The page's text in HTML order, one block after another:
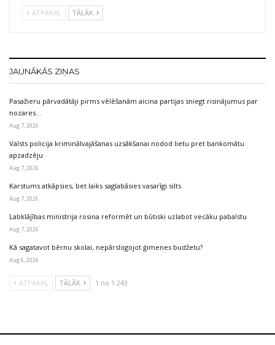
ATPAKAĻ TĀLĀK
JAUNĀKĀS ZIŅAS
Pasažieru pārvadātāji pirms vēlēšanām aicina partijas sniegt risinājumus par
nozares…
Aug 7, 2026
Valsts policija kriminālvajāšanas uzsākšanai nodod lietu pret bankomātu
apzadzēju
Aug 7, 2026
Karstums atkāpsies, bet laiks saglabāsies vasarīgi silts
Aug 7, 2026
Labklājības ministrija rosina reformēt un būtiski uzlabot vecāku pabalstu
Aug 7, 2026
Kā sagatavot bērnu skolai, nepārslogojot ģimenes budžetu?
Aug 6, 2026
ATPAKAĻ TĀLĀK 1 no 1 243